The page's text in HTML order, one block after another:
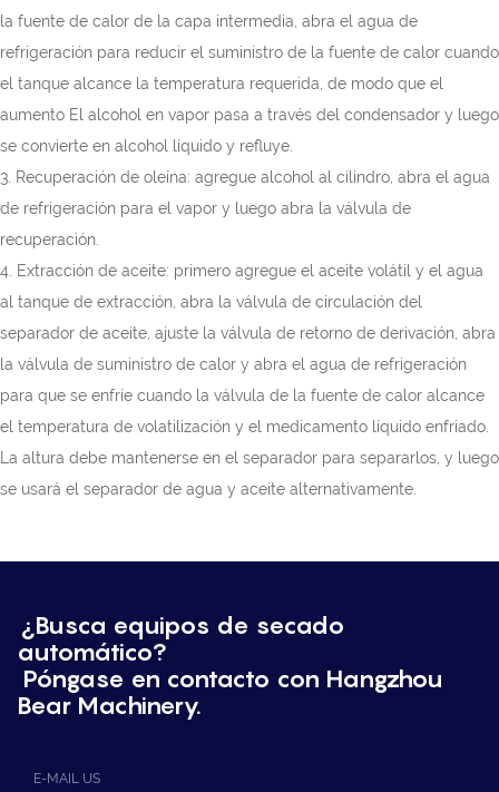
la fuente de calor de la capa intermedia, abra el agua de
refrigeración para reducir el suministro de la fuente de calor cuando
el tanque alcance la temperatura requerida, de modo que el
aumento El alcohol en vapor pasa a través del condensador y luego
se convierte en alcohol líquido y refluye.
3. Recuperación de oleína: agregue alcohol al cilindro, abra el agua
de refrigeración para el vapor y luego abra la válvula de
recuperación.
4. Extracción de aceite: primero agregue el aceite volátil y el agua
al tanque de extracción, abra la válvula de circulación del
separador de aceite, ajuste la válvula de retorno de derivación, abra
la válvula de suministro de calor y abra el agua de refrigeración
para que se enfríe cuando la válvula de la fuente de calor alcance
el temperatura de volatilización y el medicamento líquido enfriado.
La altura debe mantenerse en el separador para separarlos, y luego
se usará el separador de agua y aceite alternativamente.
¿Busca equipos de secado
automático?
Póngase en contacto con Hangzhou
Bear Machinery.
E-MAIL US